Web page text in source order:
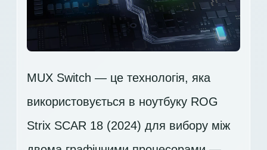
MUX Switch — це технологія, яка
використовується в ноутбуку ROG
Strix SCAR 18 (2024) для вибору між